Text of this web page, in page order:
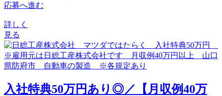
応募へ進む
詳しく
見る
入社特典50万円あり◎／【月収例40万